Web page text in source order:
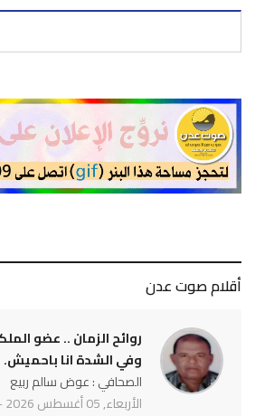
أقلام صوت عدن
وفي الشدة انا باحميش.
الصحافي : عوض سالم ربيع
الأربعاء, 05 أغسطس 2026 - 10:03 م